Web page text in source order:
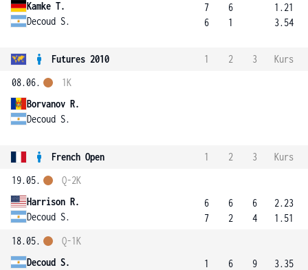
Kamke T.
Decoud S.
7
6
6
1
1.21
3.54
Futures 2010 1 2 3
Kurs
08.06.
Borvanov R.
Decoud S.
1K
French Open 1 2 3
Kurs
19.05.
Harrison R.
Decoud S.
Q-2K
6
7
6
2
6
4
2.23
1.51
18.05.
Decoud S.
Q-1K
1
6
9
3.35